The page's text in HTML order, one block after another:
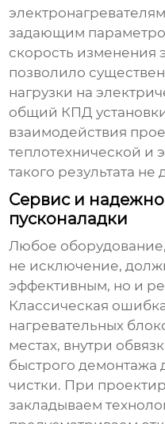
задающим
скорость изменения
позволило
нагрузки на
общий КПД
взаимодействия
теплотехнической и
такого результата не
Сервис и
пусконаладки
Любое
не исключение,
эффективным, но и
Классическая
нагревательных
местах, внутри
быстрого демонтажа
чистки. При
закладываем